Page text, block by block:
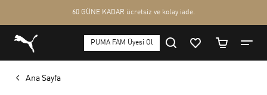
Ana Sayfa